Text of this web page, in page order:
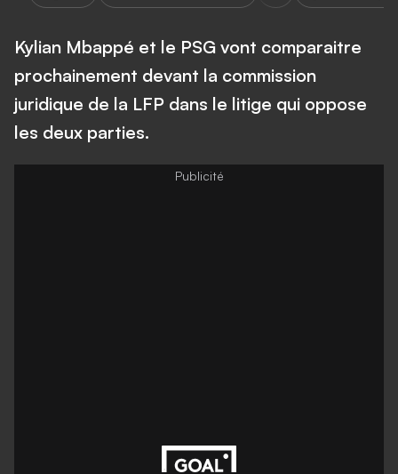
Kylian Mbappé et le PSG vont comparaitre
prochainement devant la commission
juridique de la LFP dans le litige qui oppose
les deux parties.